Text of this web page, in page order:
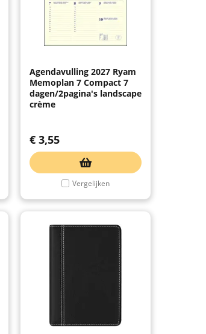
Agendavulling 2027 Ryam
Memoplan 7 Compact 7
dagen/2pagina's landscape
crème
€ 3,55
Vergelijken